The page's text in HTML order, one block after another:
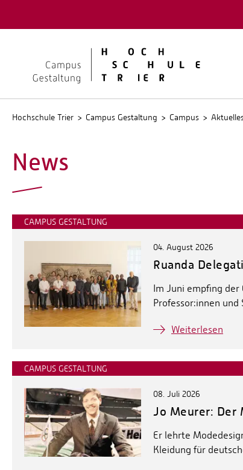
Hochschule Trier Campus Gestaltung Campus
News
CAMPUS GESTALTUNG
04. August 2026
Ruanda
Im Juni empfing der
Professor:innen
Weiterlesen
CAMPUS GESTALTUNG
08. Juli 2026
Jo Meurer: Der
Er lehrte
Kleidung für